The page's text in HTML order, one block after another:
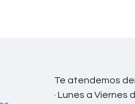
Te atendemos
· Lunes a Viernes